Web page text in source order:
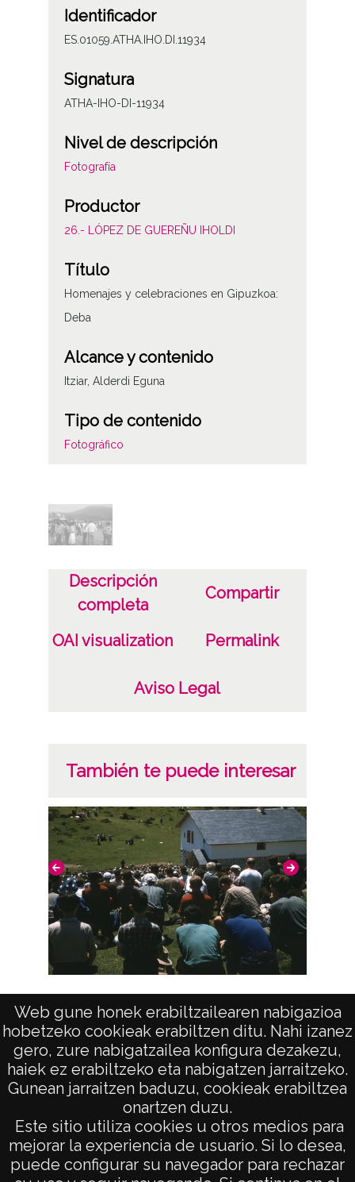
Web gune honek erabiltzailearen nabigazioa
hobetzeko cookieak erabiltzen ditu. Nahi izanez
gero, zure nabigatzailea konfigura dezakezu,
haiek ez erabiltzeko eta nabigatzen jarraitzeko.
Gunean jarraitzen baduzu, cookieak erabiltzea
onartzen duzu.
Este sitio utiliza cookies u otros medios para
mejorar la experiencia de usuario. Si lo desea,
puede configurar su navegador para rechazar
Identificador
ES.01059.ATHA.IHO.DI.11934
Signatura
ATHA-IHO-DI-11934
Nivel de descripción
Fotografía
Productor
26.- LÓPEZ DE GUEREÑU IHOLDI
Título
Homenajes y celebraciones en Gipuzkoa:
Deba
Alcance y contenido
Itziar, Alderdi Eguna
Tipo de contenido
Fotográfico
Plástico
Fecha
19800928
Lugar
Itziar
Descripción
completa
Compartir
OAI visualization Permalink
Aviso Legal
También te puede interesar
Celebraciones, reuniones en Bizkaia: Areatza
AVISO LEGAL
POLÍTICA DE PRIVACIDAD
ACCESIBILIDAD